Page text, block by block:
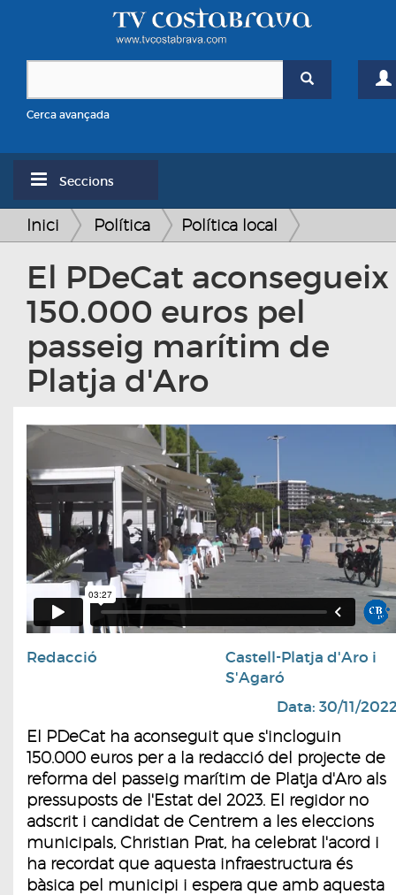
Cerca avançada
Seccions
Inici Política Política local
El PDeCat aconsegueix
150.000 euros pel
passeig marítim de
Platja d'Aro
Redacció
Castell-Platja d'Aro i
S'Agaró
Data: 30/11/
El PDeCat ha aconseguit que s'incloguin
150.000 euros per a la redacció del projecte de
reforma del passeig marítim de Platja d'Aro als
pressuposts de l'Estat del 2023. El regidor no
adscrit i candidat de Centrem a les eleccions
municipals, Christian Prat, ha celebrat l'acord i
ha recordat que aquesta infraestructura és
bàsica pel municipi i espera que amb aquesta